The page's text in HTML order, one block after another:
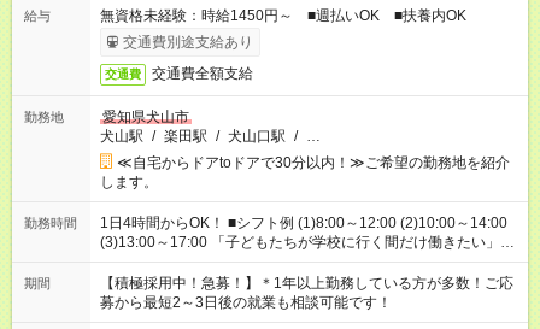
給与
無資格未経験：時給1450円～ ■週払いOK ■扶養内OK
交通費別途支給あり
交通費 交通費全額支給
勤務地
愛知県犬山市
犬山駅 / 楽田駅 / 犬山口駅 / …
≪自宅からドアtoドアで30分以内！≫ご希望の勤務地を紹介
します。
勤務時間
1日4時間からOK！ ■シフト例 (1)8:00～12:00 (2)10:00～14:00
(3)13:00～17:00 「子どもたちが学校に行く間だけ働きたい」
「余裕を持って夕飯の準備がしたい」 「午前中は働いて、午後
はプライベートの時間にしたい」 など、ご希望を教えてくださ
いね。 ※Wワーク希望の方へ 今ご覧のお仕事で希望する勤務時
間と、もう1つのお仕事の勤務時間。 合計で週40時間を超える
期間
【積極採用中！急募！】＊1年以上勤務している方が多数！ご応
募から最短2～3日後の就業も相談可能です！